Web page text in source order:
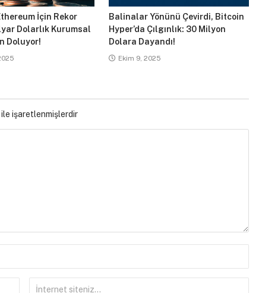
İçin Rekor
Dolarlık Kurumsal
Doluyor!
Balinalar Yönünü Çevirdi, Bitcoin
Hyper’da Çılgınlık: 30 Milyon
Dolara Dayandı!
Ekim 9, 2025
ile işaretlenmişlerdir